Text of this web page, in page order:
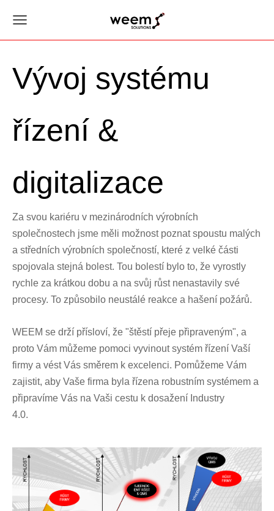
Vývoj systému
řízení &
digitalizace
Za svou kariéru v mezinárodních výrobních
společnostech jsme měli možnost poznat spoustu malých
a středních výrobních společností, které z velké části
spojovala stejná bolest. Tou bolestí bylo to, že vyrostly
rychle za krátkou dobu a na svůj růst nenastavily své
procesy. To způsobilo neustálé reakce a hašení požárů.
WEEM se drží přísloví, že "štěstí přeje připraveným", a
proto Vám můžeme pomoci vyvinout systém řízení Vaší
firmy a vést Vás směrem k excelenci. Pomůžeme Vám
zajistit, aby Vaše firma byla řízena robustním systémem a
připravíme Vás na Vaši cestu k dosažení Industry
4.0.